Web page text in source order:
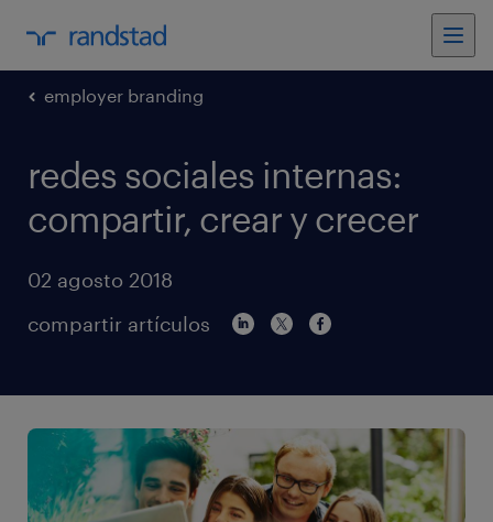
employer branding
redes sociales internas:
compartir, crear y crecer
02 agosto 2018
compartir artículos